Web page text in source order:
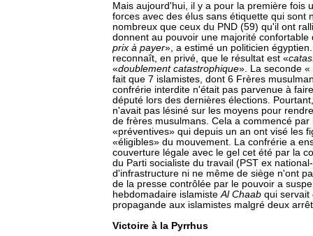
Mais aujourd'hui, il y a pour la première fois
forces avec des élus sans étiquette qui sont
nombreux que ceux du PND (59) qu'il ont
donnent au pouvoir une majorité confortable
prix à payer», a estimé un politicien
reconnaît, en privé, que le résultat est «
«doublement catastrophique». La seconde
fait que 7 islamistes, dont 6 Frères
confrérie interdite n'était pas parvenue à
député lors des dernières élections.
n'avait pas lésiné sur les moyens pour
de frères musulmans. Cela a commencé par
«préventives» qui depuis un an ont visé les
«éligibles» du mouvement. La confrérie a
couverture légale avec le gel cet été par la
du Parti socialiste du travail (PST ex
d'infrastructure ni ne même de siège n'ont
de la presse contrôlée par le pouvoir a
hebdomadaire islamisteAl Chaab qui servait
propagande aux islamistes malgré deux
Victoire à la Pyrrhus